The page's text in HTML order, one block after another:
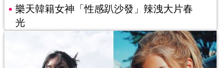
樂天韓籍女神「性感趴沙發」辣洩大片春
光